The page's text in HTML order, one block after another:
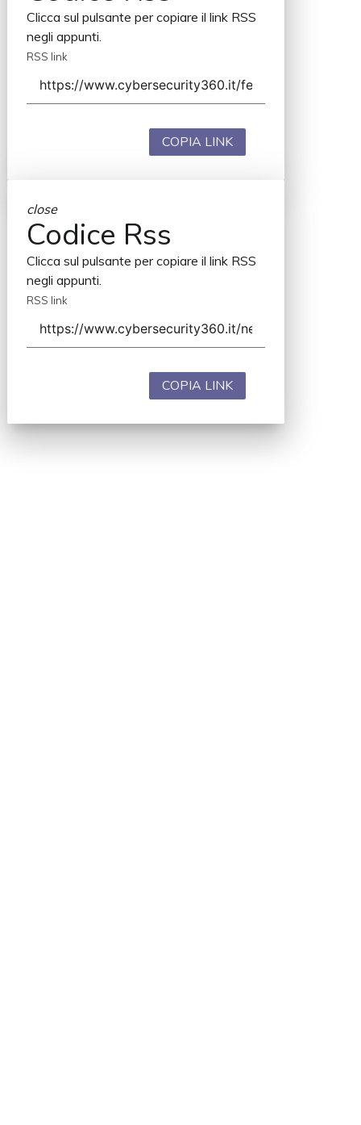
Clicca sul pulsante per copiare il link RSS
negli appunti.
RSS link
COPIA LINK
close
Codice Rss
Clicca sul pulsante per copiare il link RSS
negli appunti.
RSS link
COPIA LINK